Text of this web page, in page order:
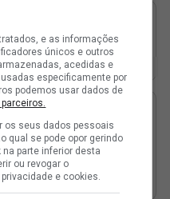
e as informações
únicos e outros
acedidas e
especificamente por
podemos usar dados de
os seus dados pessoais
qual se pode opor gerindo
na parte inferior desta
ou revogar o
e cookies.